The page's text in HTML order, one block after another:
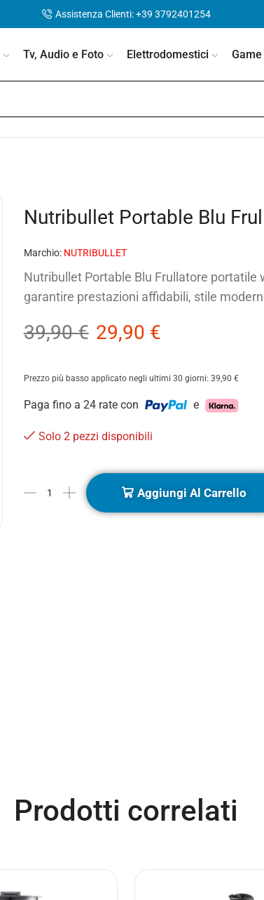
Assistenza Clienti: +39 3792401254
Tv, Audio e Foto Elettrodomestici
Nutribullet Portable Blu
Marchio: NUTRIBULLET
Nutribullet Portable Blu Frullatore
garantire prestazioni affidabili, stile
39,90€ 29,90 €
Prezzo più basso applicato negli ultimi 30 giorni: 39,90 €
Paga fino a 24 rate con e
Solo 2 pezzi disponibili
Aggiungi Al Carrello
Prodotti correlati